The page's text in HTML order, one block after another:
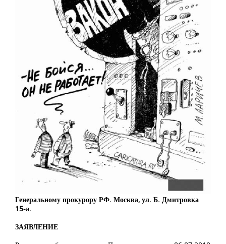
Генеральному прокурору РФ. Москва, ул. Б. Дмитровка
15-а.
ЗАЯВЛЕНИЕ